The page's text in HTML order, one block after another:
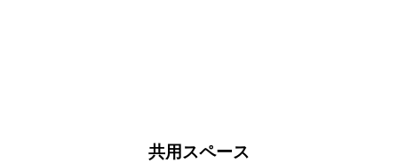
共用スペース